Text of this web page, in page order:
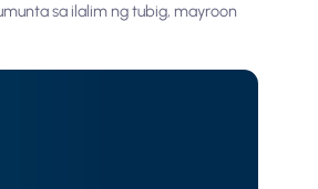
sa ilalim ng tubig, mayroon